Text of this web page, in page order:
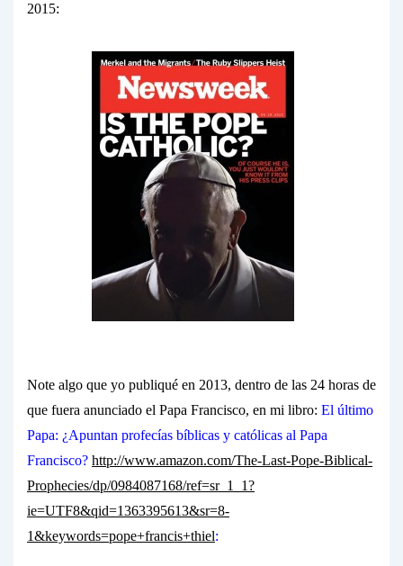
2015:
Note algo que yo publiqué en 2013, dentro de las 24 horas de
que fuera anunciado el Papa Francisco, en mi libro: El último
Papa: ¿Apuntan profecías bíblicas y católicas al Papa
Francisco? http://www.amazon.com/The-Last-Pope-Biblical-
Prophecies/dp/0984087168/ref=sr_1_1?
ie=UTF8&qid=1363395613&sr=8-
1&keywords=pope+francis+thiel: